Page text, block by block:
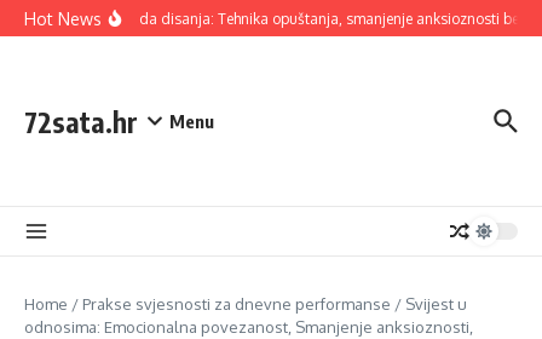
Skip to content
Hot News
4-7-8 Metoda disanja: Tehnika opuštanja, smanjenje anksioznosti bez
72sata.hr Menu
Home / Prakse svjesnosti za dnevne performanse / Svijest u
odnosima: Emocionalna povezanost, Smanjenje anksioznosti,